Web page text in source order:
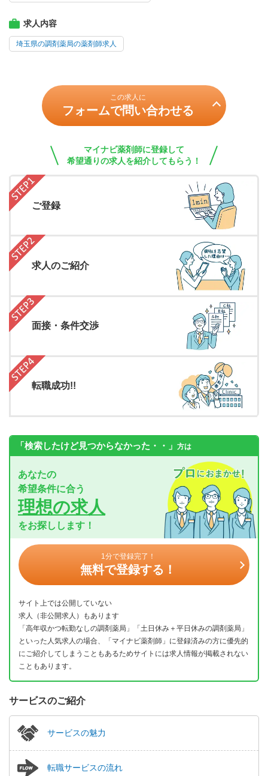
求人内容
埼玉県の調剤薬局の薬剤師求人
この求人に
フォームで問い合わせる
マイナビ薬剤師に登録して
希望通りの求人を紹介してもらう！
ご登録
求人のご紹介
面接・条件交渉
転職成功!!
「検索したけど見つからなかった・・」 方は
あなたの
希望条件に合う
理想の求人
をお探しします！
1分で登録完了！
無料で登録する！
サイト上では公開していない
求人（非公開求人）もあります
「高年収かつ転勤なしの調剤薬局」「土日休み＋平日休みの調剤薬局」
といった人気求人の場合、「マイナビ薬剤師」に登録済みの方に優先的
にご紹介してしまうこともあるためサイトには求人情報が掲載されない
こともあります。
サービスのご紹介
サービスの魅力
転職サービスの流れ